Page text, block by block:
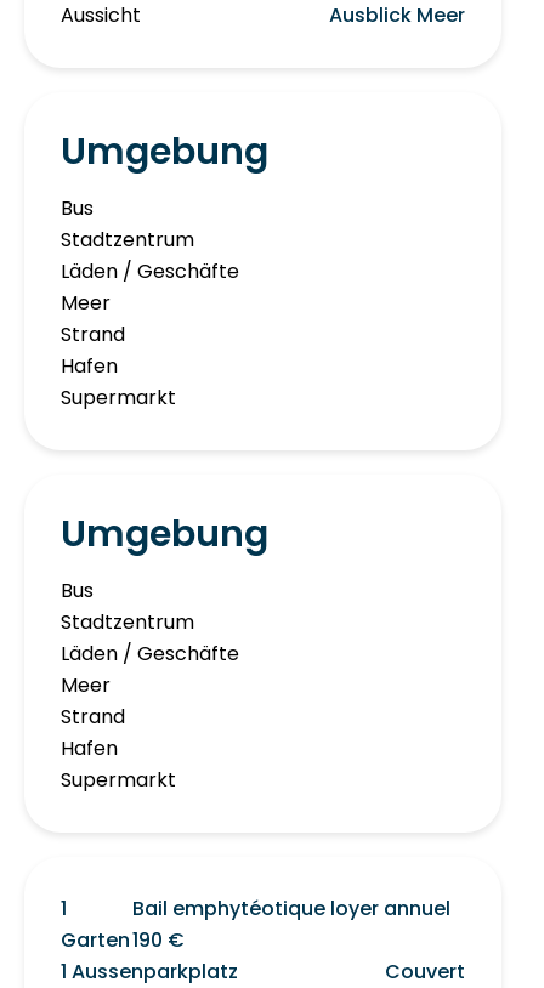
Aussicht
Ausblick Meer
Umgebung
Bus
Stadtzentrum
Läden / Geschäfte
Meer
Strand
Hafen
Supermarkt
Umgebung
Bus
Stadtzentrum
Läden / Geschäfte
Meer
Strand
Hafen
Supermarkt
1
Garten
Bail emphytéotique loyer annuel
190 €
1 Aussenparkplatz
Couvert